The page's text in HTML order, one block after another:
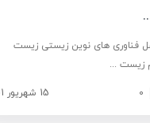
فناوری های نوین زیستی زیست
زیست ...
0 15 شهریور 1401